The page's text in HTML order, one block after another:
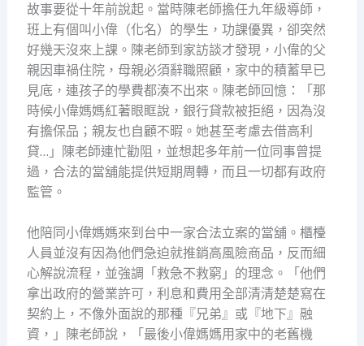
故事要從十年前說起。當時陳老師擔任九年級導師，
班上有個叫小偉（化名）的學生，功課優異，卻突然
好幾天沒來上課。陳老師到家訪談才發現，小偉的父
親因車禍住院，母親必須辭職照顧，家中的積蓄早已
見底，連孩子的學費都湊不出來。陳老師回憶：「那
時候小偉媽媽紅著眼眶說，銀行貸款被拒絕，因為沒
有擔保品；親友也自顧不暇。她甚至考慮去借高利
貸…」陳老師連忙勸阻，並想起多年前一位同事曾提
過，合法的當舖能提供短期周轉，而且一切都有政府
監管。
他陪同小偉媽媽來到台中一家合法立案的當舖。櫃檯
人員並沒有因為他們急迫就推銷高風險商品，反而細
心解說流程，並強調「救急不救窮」的理念。「他們
拿出政府的營業許可，利息和費用全部清清楚楚寫在
契約上，不像外面說的那種『兄弟』或『地下』融
資，」陳老師說，「最後小偉媽媽用家中的老舊機